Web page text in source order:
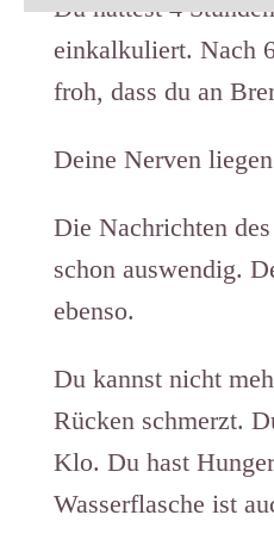
Du hattest 4
einkalkuliert. Nach
froh, dass du an
Deine Nerven
Die Nachrichten
schon auswendig.
ebenso.
Du kannst nicht
Rücken schmerzt.
Klo. Du hast
Wasserflasche ist